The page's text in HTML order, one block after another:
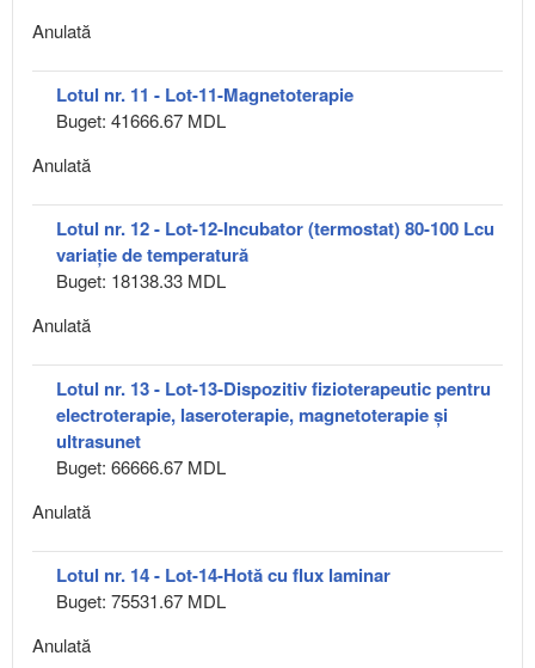
Anulată
Lotul nr. 11 - Lot-11-Magnetoterapie
Buget: 41666.67 MDL
Anulată
Lotul nr. 12 - Lot-12-Incubator (termostat) 80-100 Lcu
variație de temperatură
Buget: 18138.33 MDL
Anulată
Lotul nr. 13 - Lot-13-Dispozitiv fizioterapeutic pentru
electroterapie, laseroterapie, magnetoterapie și
ultrasunet
Buget: 66666.67 MDL
Anulată
Lotul nr. 14 - Lot-14-Hotă cu flux laminar
Buget: 75531.67 MDL
Anulată